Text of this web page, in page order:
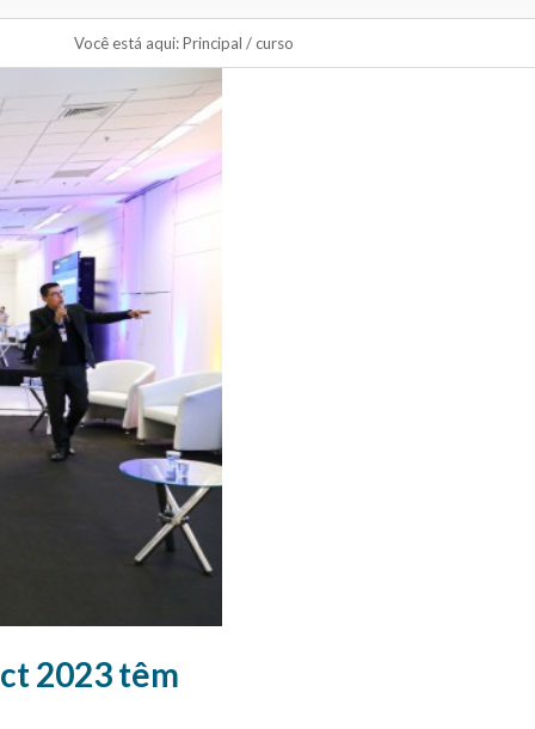
Você está aqui:Principal /curso
2023 têm